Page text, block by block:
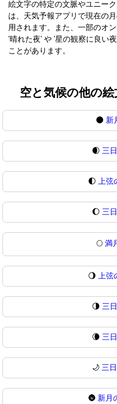
絵文字の特定の文脈やユニー
は、天気予報アプリで現在の
用されます。また、一部のオ
'晴れた夜' や '星の観察に良い
ことがあります。
空と気候の他の
🌑 新
🌒 三
🌓 上弦
🌔 三
🌕 満
🌖 上弦
🌗 三
🌘 三
🌙 三
🌚 新月